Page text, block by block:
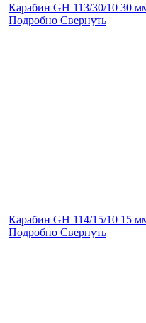
Карабин GH 113/30/10 30
Подробно Свернуть
Карабин GH 114/15/10 15
Подробно Свернуть